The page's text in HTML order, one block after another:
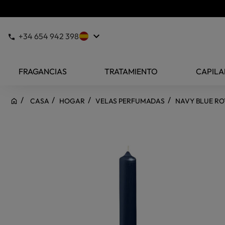
+34 654 942 398 keyboard_arrow_down
FRAGANCIAS TRATAMIENTO
CASA HOGAR VELAS PERFUMADAS NAVY BLUE